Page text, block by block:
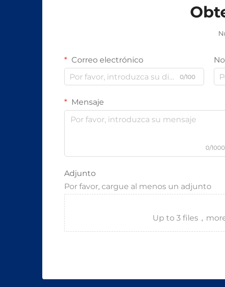
Correo electrónico
0/100
Mensaje
0/1000
Adjunto
Por favor, cargue al menos un adjunto
Up to 3 files，